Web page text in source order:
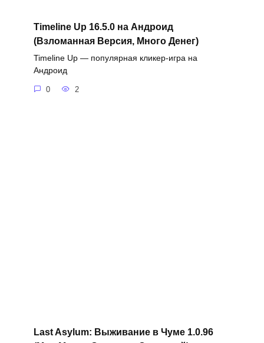
Timeline Up 16.5.0 на Андроид
(Взломанная Версия, Много Денег)
Timeline Up — популярная кликер-игра на
Андроид
0 2
Last Asylum: Выживание в Чуме 1.0.96